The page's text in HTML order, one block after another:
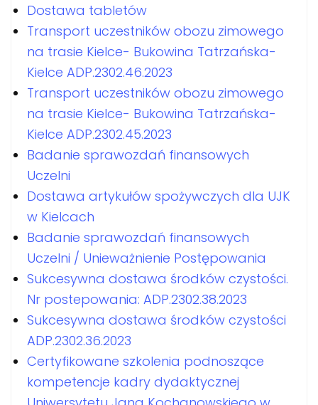
Dostawa tabletów
Transport uczestników obozu zimowego
na trasie Kielce- Bukowina Tatrzańska-
Kielce ADP.2302.46.2023
Transport uczestników obozu zimowego
na trasie Kielce- Bukowina Tatrzańska-
Kielce ADP.2302.45.2023
Badanie sprawozdań finansowych
Uczelni
Dostawa artykułów spożywczych dla UJK
w Kielcach
Badanie sprawozdań finansowych
Uczelni / Unieważnienie Postępowania
Sukcesywna dostawa środków czystości.
Nr postepowania: ADP.2302.38.2023
Sukcesywna dostawa środków czystości
ADP.2302.36.2023
Certyfikowane szkolenia podnoszące
kompetencje kadry dydaktycznej